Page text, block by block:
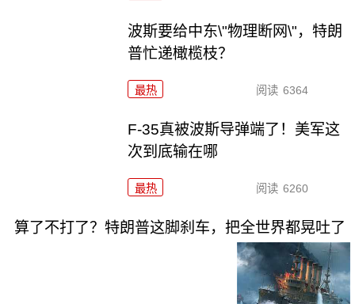
波斯要给中东\"物理断网\"，特朗
普忙递橄榄枝？
最热 阅读 6364
F-35真被波斯导弹端了！美军这
次到底输在哪
最热 阅读 6260
算了不打了？特朗普这脚刹车，把全世界都晃吐了